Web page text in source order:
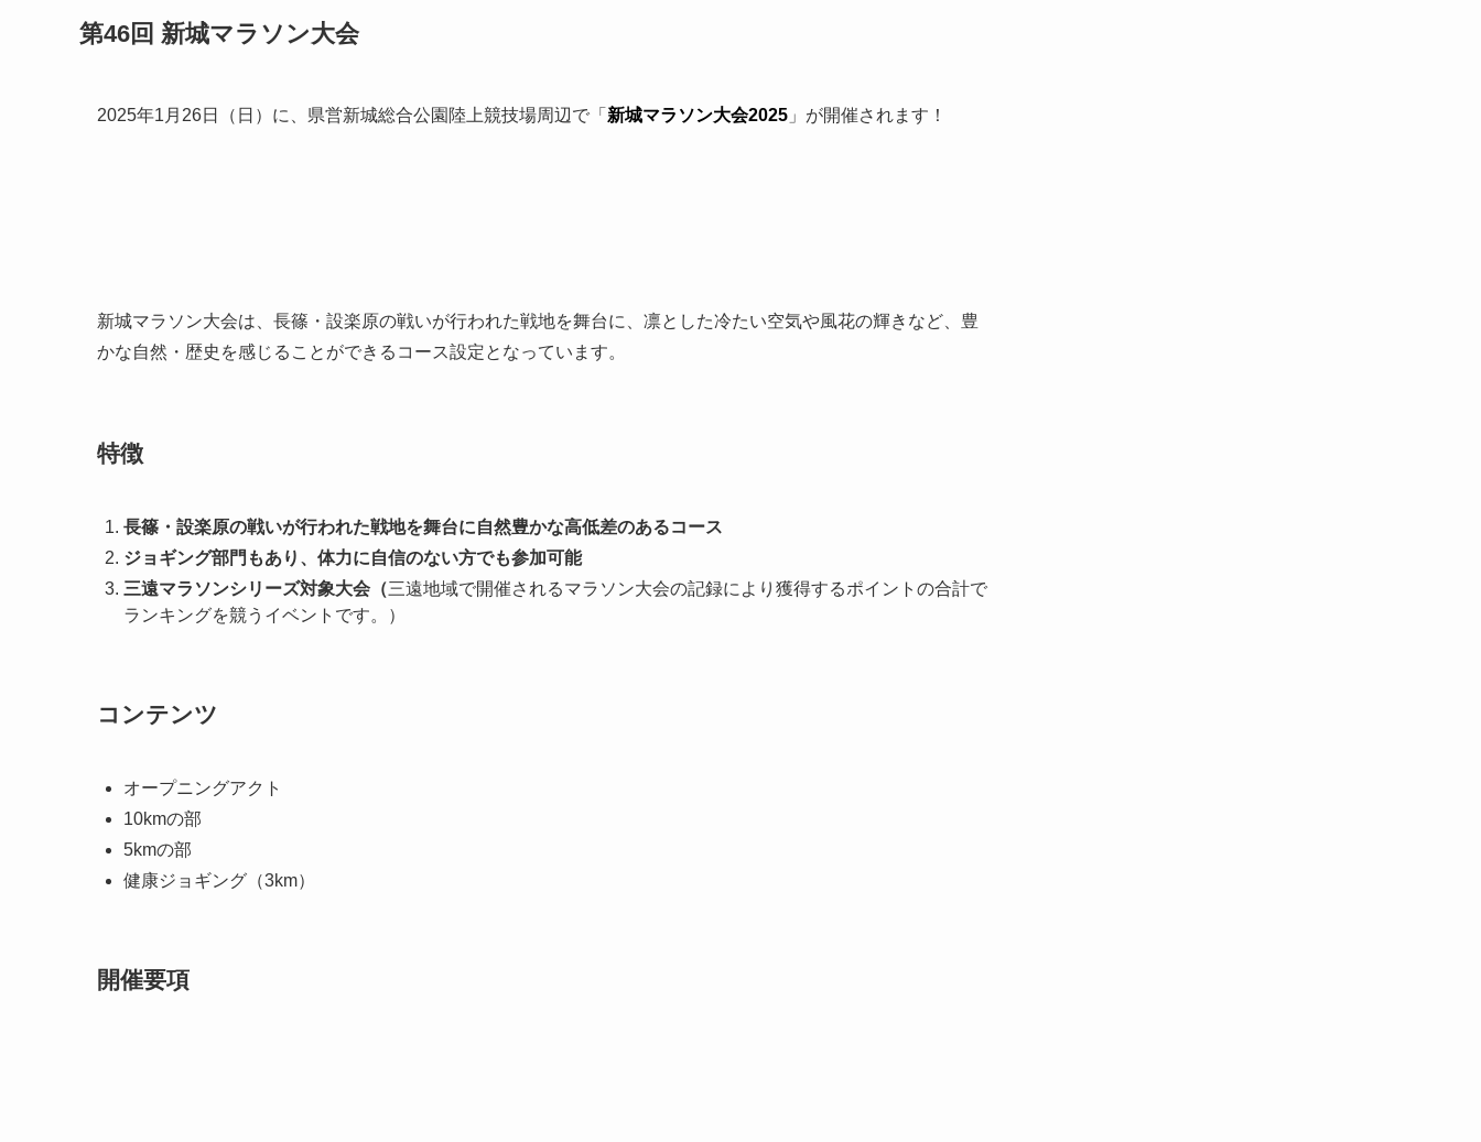
第46回 新城マラソン大会
2025年1月26日（日）に、県営新城総合公園陸上競技場周辺で「 新城マラソン大会2025 」が開催されます！
新城マラソン大会は、長篠・設楽原の戦いが行われた戦地を舞台に、凛とした冷たい空気や風花の輝きなど、豊
かな自然・歴史を感じることができるコース設定となっています。
特徴
長篠・設楽原の戦いが行われた戦地を舞台に自然豊かな高低差のあるコース
ジョギング部門もあり、体力に自信のない方でも参加可能
三遠マラソンシリーズ対象大会（三遠地域で開催されるマラソン大会の記録により獲得するポイントの合計で
ランキングを競うイベントです。）
コンテンツ
オープニングアクト
10kmの部
5kmの部
健康ジョギング（3km）
開催要項